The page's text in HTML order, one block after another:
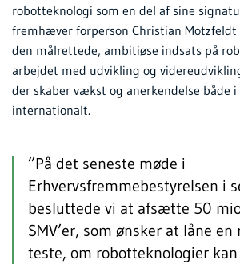
robotteknologi som en del af sine
fremhæver forperson Christian Motzfeldt
den målrettede, ambitiøse indsats på
arbejdet med udvikling og
der skaber vækst og anerkendelse både i
internationalt.
”På det seneste møde i
Erhvervsfremmebestyrelsen i
besluttede vi at afsætte 50
SMV’er, som ønsker at låne
teste, om robotteknologier